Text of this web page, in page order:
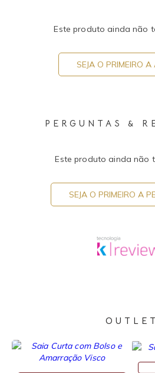
Este produto ainda não
SEJA O PRIMEIRO A
PERGUNTAS &
Este produto ainda não
SEJA O PRIMEIRO A
OUTLET